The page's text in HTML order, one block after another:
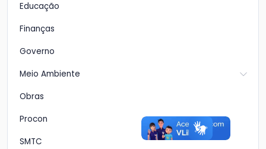
Educação
Finanças
Governo
Meio Ambiente
Obras
Procon
SMTC